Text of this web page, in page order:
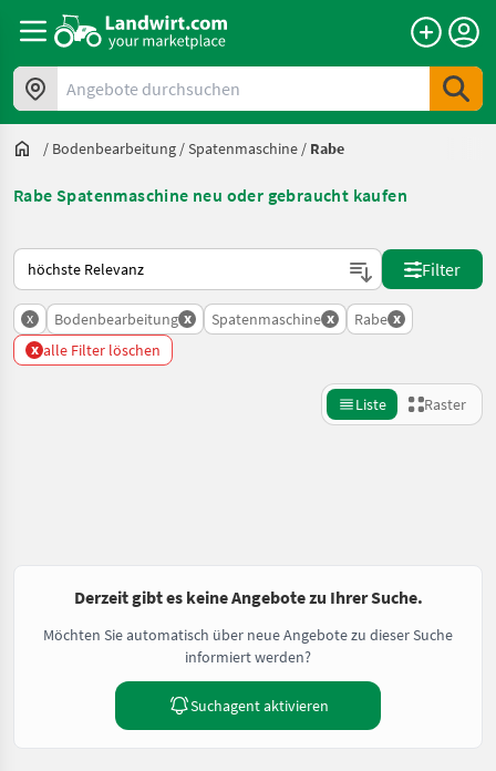
Angebote durchsuchen
/ Bodenbearbeitung /Spatenmaschine / Rabe
Rabe Spatenmaschine neu oder gebraucht kaufen
So wird auf Landwirt.com sortiert
Filter
x Bodenbearbeitung x Spatenmaschine x Rabe x
x alle Filter löschen
Liste Raster
Derzeit gibt es keine Angebote zu Ihrer Suche.
Möchten Sie automatisch über neue Angebote zu dieser Suche
informiert werden?
Suchagent aktivieren